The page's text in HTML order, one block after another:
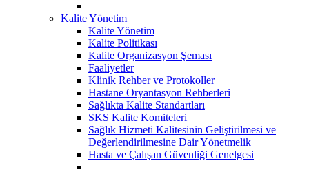
Kalite Yönetim
Kalite Yönetim
Kalite Politikası
Kalite Organizasyon Şeması
Faaliyetler
Klinik Rehber ve Protokoller
Hastane Oryantasyon Rehberleri
Sağlıkta Kalite Standartları
SKS Kalite Komiteleri
Sağlık Hizmeti Kalitesinin Geliştirilmesi ve
Değerlendirilmesine Dair Yönetmelik
Hasta ve Çalışan Güvenliği Genelgesi